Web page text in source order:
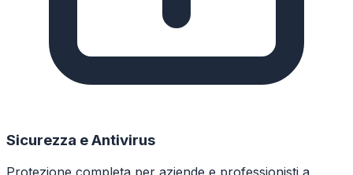
Sicurezza e Antivirus
Protezione completa per aziende e professionisti a